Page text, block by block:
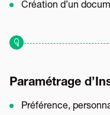
Création d’un
Paramétrage
Préférence,